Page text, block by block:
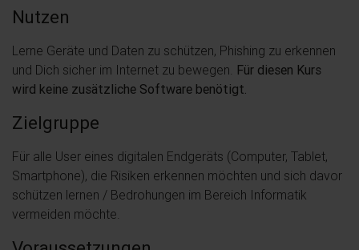
Nutzen
Lerne Geräte und Daten zu schützen, Phishing zu erkennen
und Dich sicher im Internet zu bewegen. Für diesen Kurs
wird keine zusätzliche Software benötigt.
Zielgruppe
Für alle User eines digitalen Endgeräts (Computer, Tablet,
Smartphone), die Risiken erkennen möchten und sich davor
schützen lernen / Bedrohungen im Bereich Informatik
vermeiden möchte.